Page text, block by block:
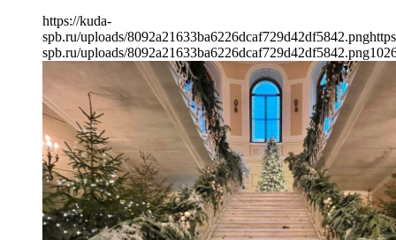
https://kuda-
spb.ru/uploads/8092a21633ba6226dcaf729d42df5842.png
spb.ru/uploads/8092a21633ba6226dcaf729d42df5842.png